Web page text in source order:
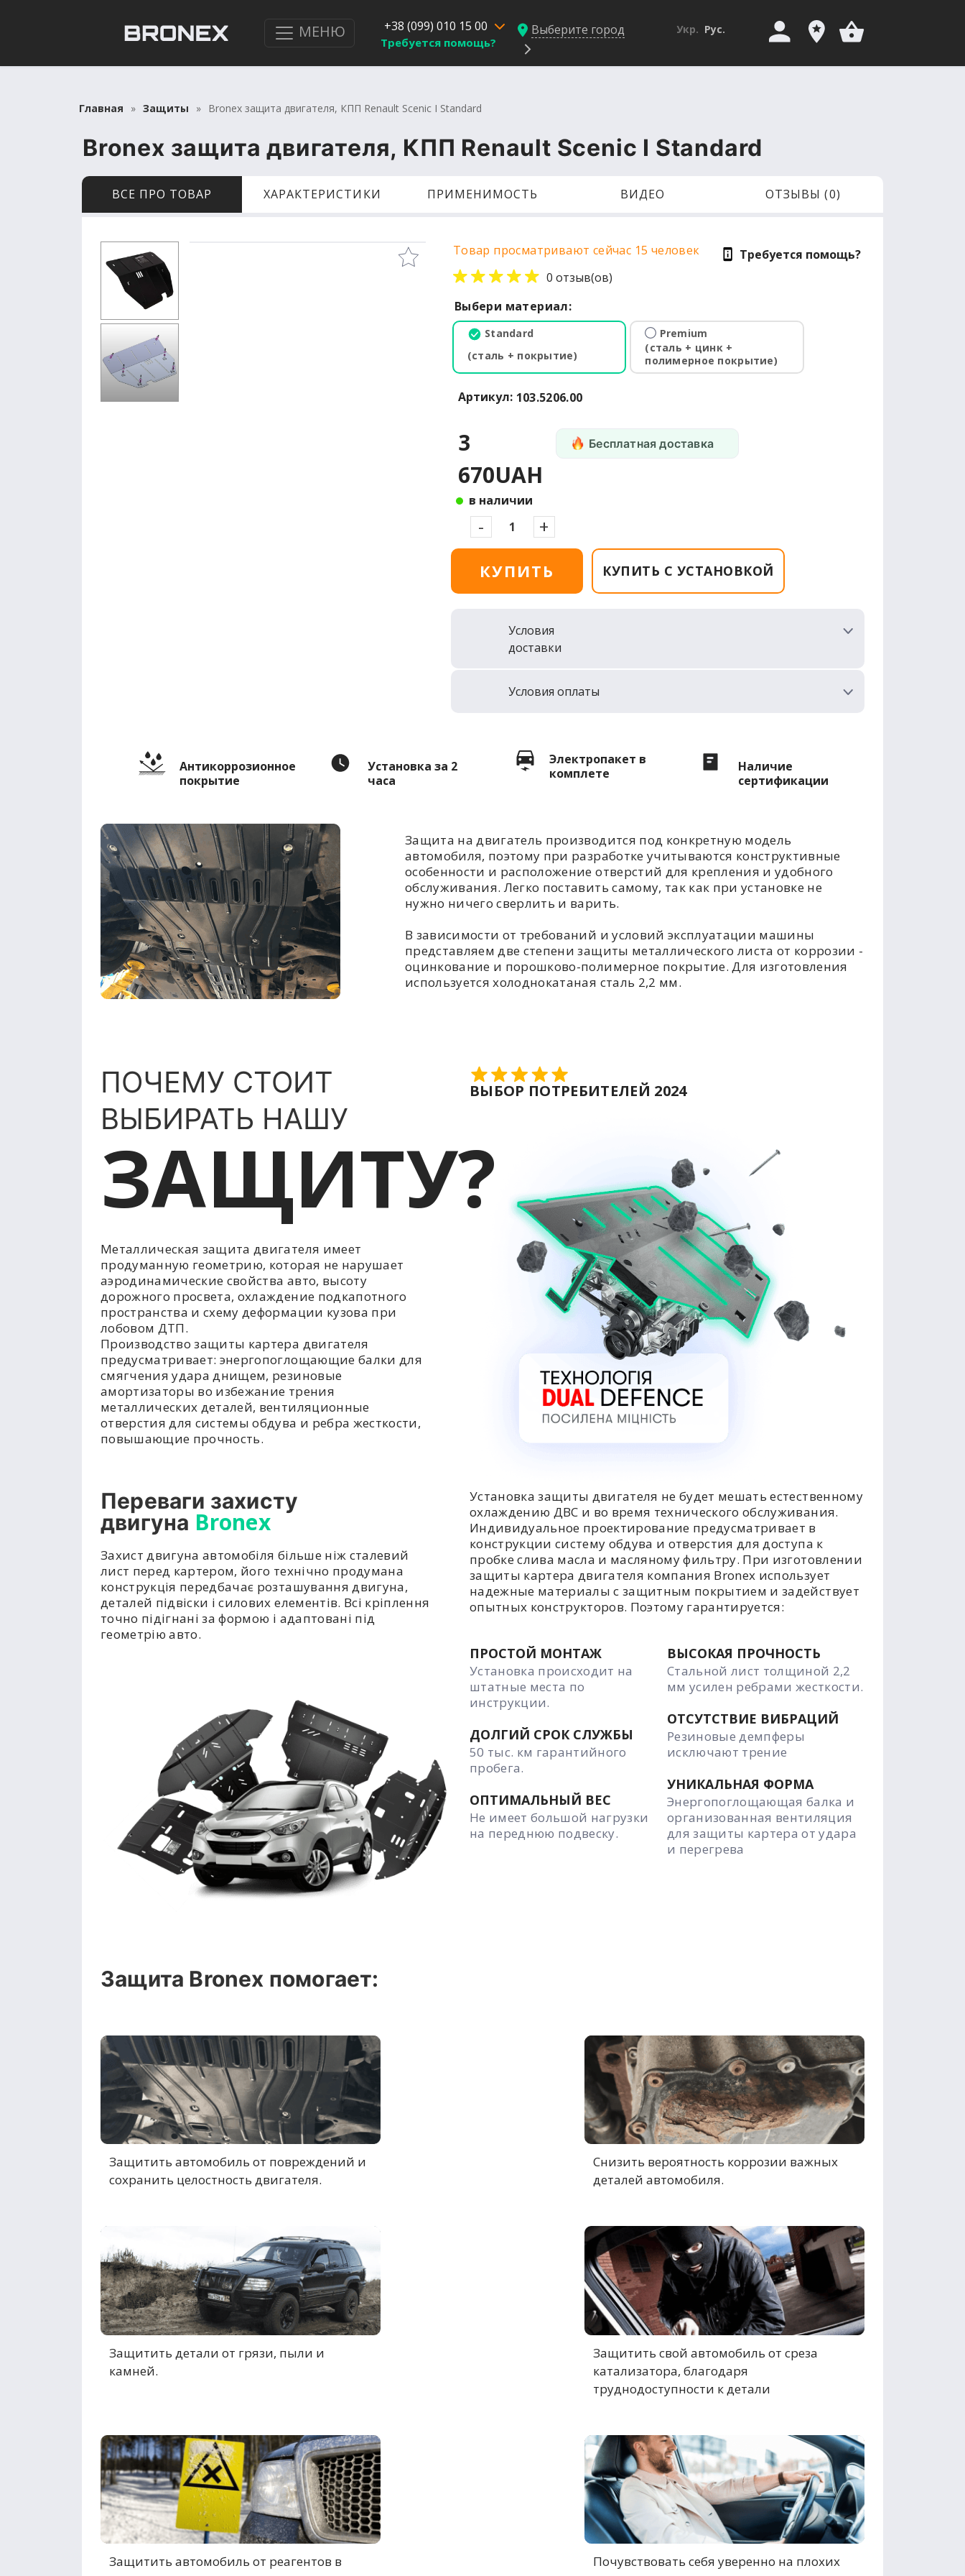
МЕНЮ +38 (099) 010 15 00
Требуется помощь?
Выберите город Укр. Рус.
Главная Защиты Bronex защита двигателя, КПП Renault Scenic I Standard
Bronex защита двигателя, КПП Renault Scenic I Standard
ВСЕ ПРО ТОВАР ХАРАКТЕРИСТИКИ ПРИМЕНИМОСТЬ ВИДЕО ОТЗЫВЫ (0)
Товар просматривают сейчас 15 человек
0 отзыв(ов)
Требуется помощь?
Выбери материал:
Standard
(сталь + покрытие)
Premium
(сталь + цинк +
полимерное покрытие)
Артикул: 103.5206.00
3
670UAH
в наличии
Бесплатная доставка
- +
КУПИТЬ КУПИТЬ С УСТАНОВКОЙ
Условия
доставки
Условия оплаты
Антикоррозионное
покрытие
Установка за 2
часа
Электропакет в
комплете
Наличие
сертификации
Защита на двигатель производится под конкретную модель
автомобиля, поэтому при разработке учитываются конструктивные
особенности и расположение отверстий для крепления и удобного
обслуживания. Легко поставить самому, так как при установке не
нужно ничего сверлить и варить.
В зависимости от требований и условий эксплуатации машины
представляем две степени защиты металлического листа от коррозии -
оцинкование и порошково-полимерное покрытие. Для изготовления
используется холоднокатаная сталь 2,2 мм.
ПОЧЕМУ СТОИТ
ВЫБИРАТЬ НАШУ
ЗАЩИТУ?
Металлическая защита двигателя имеет
продуманную геометрию, которая не нарушает
аэродинамические свойства авто, высоту
дорожного просвета, охлаждение подкапотного
пространства и схему деформации кузова при
лобовом ДТП.
Производство защиты картера двигателя
предусматривает: энергопоглощающие балки для
смягчения удара днищем, резиновые
амортизаторы во избежание трения
металлических деталей, вентиляционные
отверстия для системы обдува и ребра жесткости,
повышающие прочность.
Переваги захисту
двигуна Bronex
Захист двигуна автомобіля більше ніж сталевий
лист перед картером, його технічно продумана
конструкція передбачає розташування двигуна,
деталей підвіски і силових елементів. Всі кріплення
точно підігнані за формою і адаптовані під
геометрію авто.
ВЫБОР ПОТРЕБИТЕЛЕЙ 2024
Установка защиты двигателя не будет мешать естественному
охлаждению ДВС и во время технического обслуживания.
Индивидуальное проектирование предусматривает в
конструкции систему обдува и отверстия для доступа к
пробке слива масла и масляному фильтру. При изготовлении
защиты картера двигателя компания Bronex использует
надежные материалы с защитным покрытием и задействует
опытных конструкторов. Поэтому гарантируется:
ПРОСТОЙ МОНТАЖ
Установка происходит на
штатные места по
инструкции.
ДОЛГИЙ СРОК СЛУЖБЫ
50 тыс. км гарантийного
пробега.
ОПТИМАЛЬНЫЙ ВЕС
Не имеет большой нагрузки
на переднюю подвеску.
ВЫСОКАЯ ПРОЧНОСТЬ
Стальной лист толщиной 2,2
мм усилен ребрами жесткости.
ОТСУТСТВИЕ ВИБРАЦИЙ
Резиновые демпферы
исключают трение
УНИКАЛЬНАЯ ФОРМА
Энергопоглощающая балка и
организованная вентиляция
для защиты картера от удара
и перегрева
Защита Bronex помогает:
Защитить автомобиль от повреждений и
сохранить целостность двигателя.
Снизить вероятность коррозии важных
деталей автомобиля.
Защитить детали от грязи, пыли и
камней.
Защитить свой автомобиль от среза
катализатора, благодаря
труднодоступности к детали
Защитить автомобиль от реагентов в
Почувствовать себя уверенно на плохих